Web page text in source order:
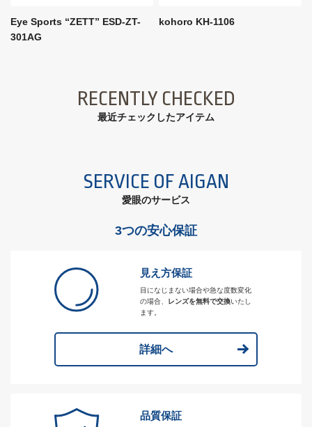
Eye Sports “ZETT” ESD-ZT-
301AG
kohoro KH-1106
RECENTLY CHECKED
最近チェックしたアイテム
SERVICE OF AIGAN
愛眼のサービス
3つの安心保証
見え方保証
目になじまない場合や急な度数変化
の場合、
レンズを無料で交換いたし
ます。
詳細へ
品質保証